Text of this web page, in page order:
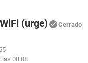
(urge) Cerrado
las 08:08